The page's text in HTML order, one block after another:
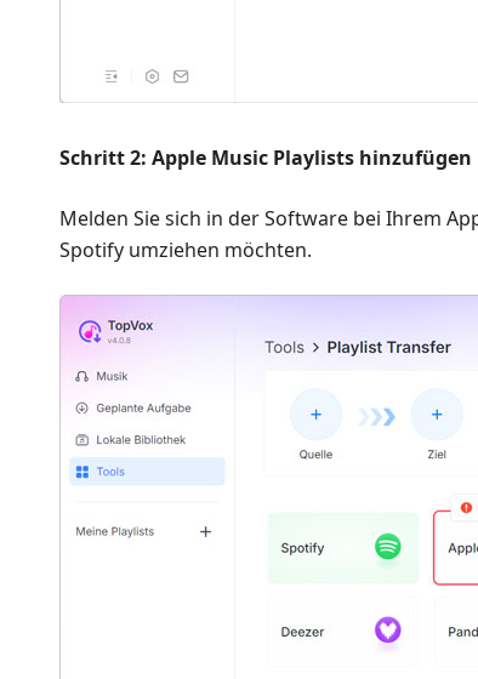
Schritt 2: Apple Music Playlists hinzufügen
Melden Sie sich in der Software bei Ihrem
Spotify umziehen möchten.